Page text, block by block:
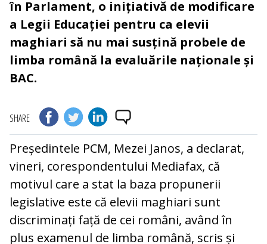
în Parlament, o inițiativă de modificare
a Legii Educației pentru ca elevii
maghiari să nu mai susțină probele de
limba română la evaluările naționale și
BAC.
SHARE
Președintele PCM, Mezei Janos, a declarat,
vineri, corespondentului Mediafax, că
motivul care a stat la baza propunerii
legislative este că elevii maghiari sunt
discriminați față de cei români, având în
plus examenul de limba română, scris și